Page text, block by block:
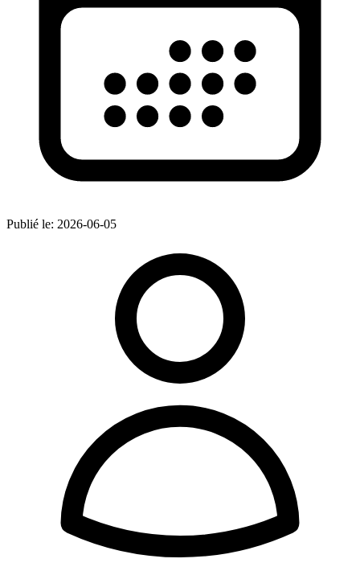
Publié le: 2026-06-05